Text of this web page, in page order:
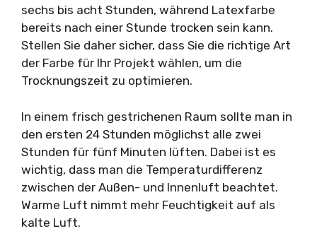
sechs bis acht Stunden, während Latexfarbe
bereits nach einer Stunde trocken sein kann.
Stellen Sie daher sicher, dass Sie die richtige Art
der Farbe für Ihr Projekt wählen, um die
Trocknungszeit zu optimieren.
In einem frisch gestrichenen Raum sollte man in
den ersten 24 Stunden möglichst alle zwei
Stunden für fünf Minuten lüften. Dabei ist es
wichtig, dass man die Temperaturdifferenz
zwischen der Außen- und Innenluft beachtet.
Warme Luft nimmt mehr Feuchtigkeit auf als
kalte Luft.